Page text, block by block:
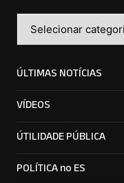
ÚLTIMAS NOTÍCIAS
VÍDEOS
ÚTILIDADE PÚBLICA
POLÍTICA no ES